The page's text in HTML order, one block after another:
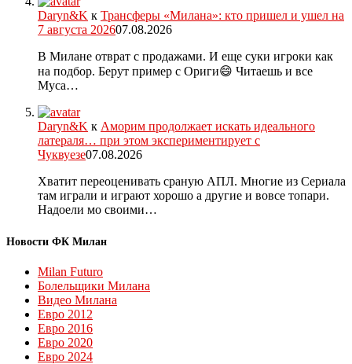
Daryn&K к Трансферы «Милана»: кто пришел и ушел на
7 августа 202607.08.2026
В Милане отврат с продажами. И еще суки игроки как
на подбор. Берут пример с Ориги😄 Читаешь и все
Муса…
Daryn&K к Аморим продолжает искать идеального
латераля… при этом экспериментирует с
Чуквуезе07.08.2026
Хватит переоценивать сраную АПЛ. Многие из Сериала
там играли и играют хорошо а другие и вовсе топари.
Надоели мо своими…
Новости ФК Милан
Milan Futuro
Болельщики Милана
Видео Милана
Евро 2012
Евро 2016
Евро 2020
Евро 2024